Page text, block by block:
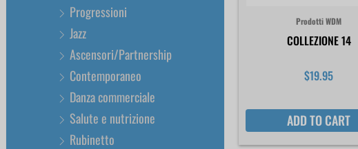
Progressioni
Jazz
Ascensori/Partnership
Contemporaneo
Danza commerciale
Salute e nutrizione
Rubinetto
Prodotti WDM
COLLEZIONE 14
$19.95
ADD TO CART